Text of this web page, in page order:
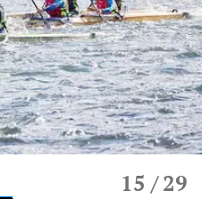
15 / 29